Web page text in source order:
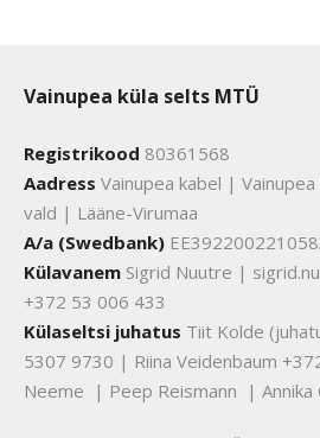
Vainupea küla selts MTÜ
Registrikood 80361568
Aadress Vainupea kabel |
vald | Lääne-Virumaa
A/a (Swedbank)
Külavanem Sigrid Nuutre |
+372 53 006 433
Külaseltsi juhatus Tiit Kolde
5307 9730 | Riina Veidenbaum
Neeme | Peep Reismann | Annika